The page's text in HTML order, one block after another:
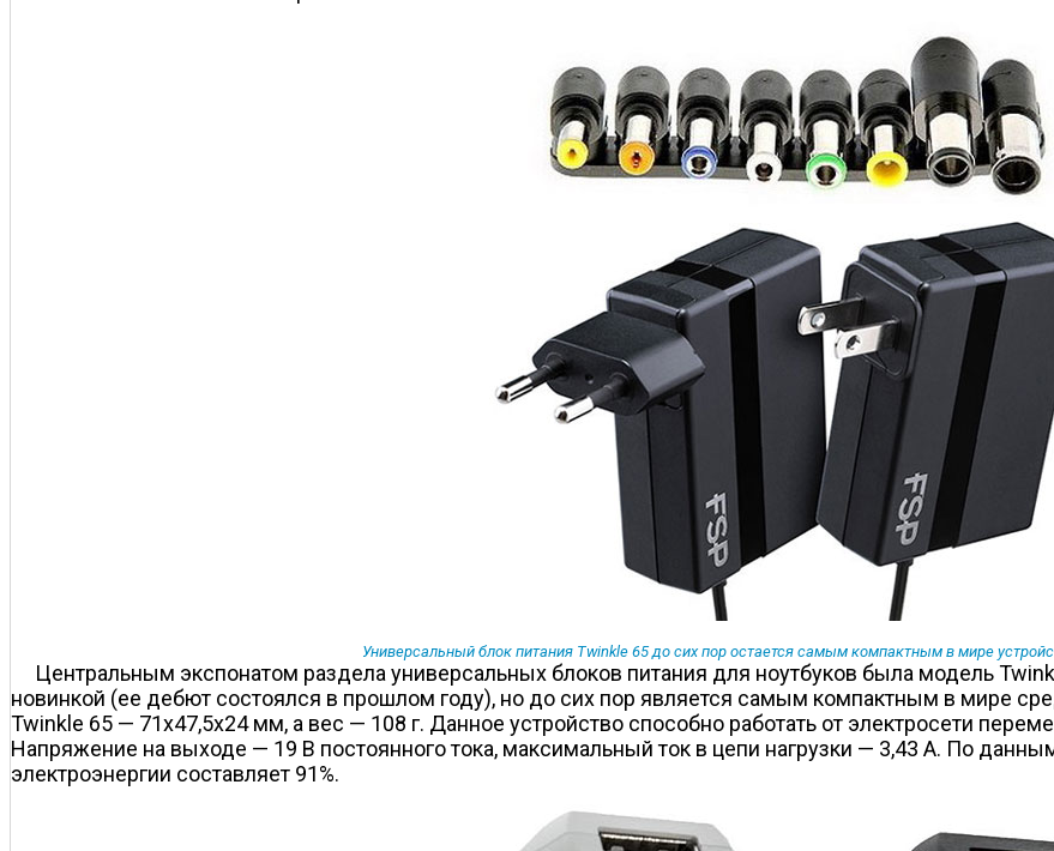
Универсальный блок питания Twinkle 65 до сих пор остается самым компактным в мире
Центральным экспонатом раздела универсальных блоков питания для ноутбуков была модель
новинкой (ее дебют состоялся в прошлом году), но до сих пор является самым компактным в мире
Twinkle 65 — 71х47,5х24 мм, а вес — 108 г. Данное устройство способно работать от электросети
Напряжение на выходе — 19 В постоянного тока, максимальный ток в цепи нагрузки — 3,43 А. По
электроэнергии составляет 91%.